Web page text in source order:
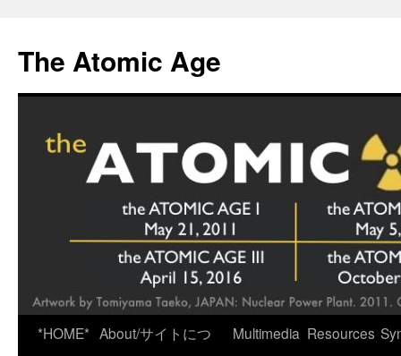
content
The Atomic Age
*HOME* About/サイトにつ
Multimedia Resources